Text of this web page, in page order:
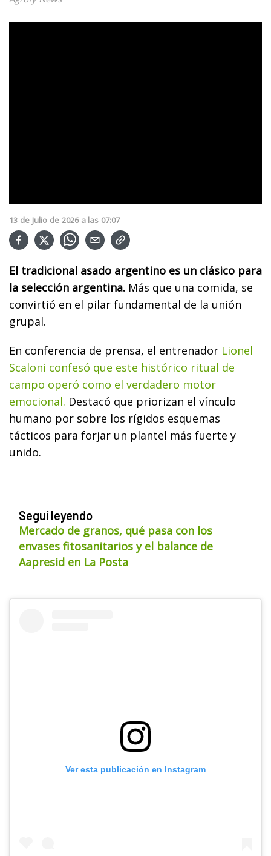
13 de Julio de 2026 a las 07:07
El tradicional asado argentino es un clásico para
la selección argentina. Más que una comida, se
convirtió en el pilar fundamental de la unión
grupal.
En conferencia de prensa, el entrenador Lionel
Scaloni confesó que este histórico ritual de
campo operó como el verdadero motor
emocional. Destacó que priorizan el vínculo
humano por sobre los rígidos esquemas
tácticos para forjar un plantel más fuerte y
unido.
Seguí leyendo
Mercado de granos, qué pasa con los
envases fitosanitarios y el balance de
Aapresid en La Posta
Ver esta publicación en Instagram